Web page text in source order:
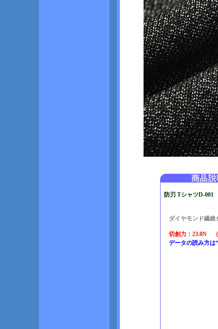
防刃 TシャツD-001
ダイヤモンド繊維
切創力：23.0N
データの読み方は